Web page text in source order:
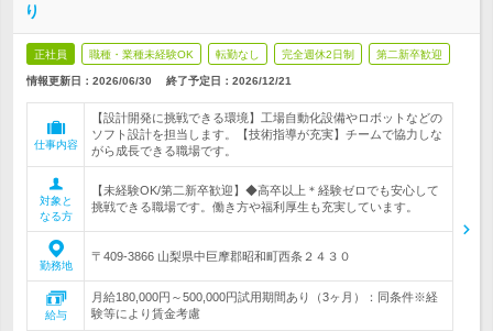
り
正社員 職種・業種未経験OK 転勤なし 完全週休2日制 第二新卒歓迎
情報更新日：2026/06/30 終了予定日： 2026/12/21
仕事内容
【設計開発に挑戦できる環境】工場自動化設備やロボットなどの
ソフト設計を担当します。【技術指導が充実】チームで協力しな
がら成長できる職場です。
対象と
なる方
【未経験OK/第二新卒歓迎】◆高卒以上＊経験ゼロでも安心して
挑戦できる職場です。働き方や福利厚生も充実しています。
勤務地
〒409-3866 山梨県中巨摩郡昭和町西条２４３０
給与
月給180,000円～500,000円試用期間あり（3ヶ月）：同条件※経
験等により賃金考慮